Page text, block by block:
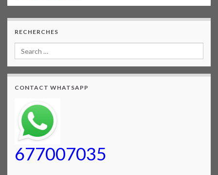
RECHERCHES
CONTACT WHATSAPP
677007035